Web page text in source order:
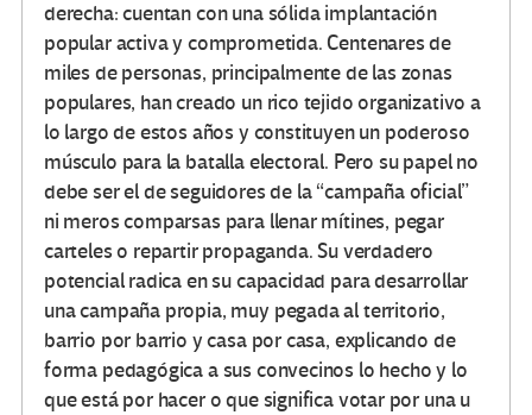
derecha: cuentan con una sólida implantación
popular activa y comprometida. Centenares de
miles de personas, principalmente de las zonas
populares, han creado un rico tejido organizativo a
lo largo de estos años y constituyen un poderoso
músculo para la batalla electoral. Pero su papel no
debe ser el de seguidores de la “campaña oficial”
ni meros comparsas para llenar mítines, pegar
carteles o repartir propaganda. Su verdadero
potencial radica en su capacidad para desarrollar
una campaña propia, muy pegada al territorio,
barrio por barrio y casa por casa, explicando de
forma pedagógica a sus convecinos lo hecho y lo
que está por hacer o que significa votar por una u